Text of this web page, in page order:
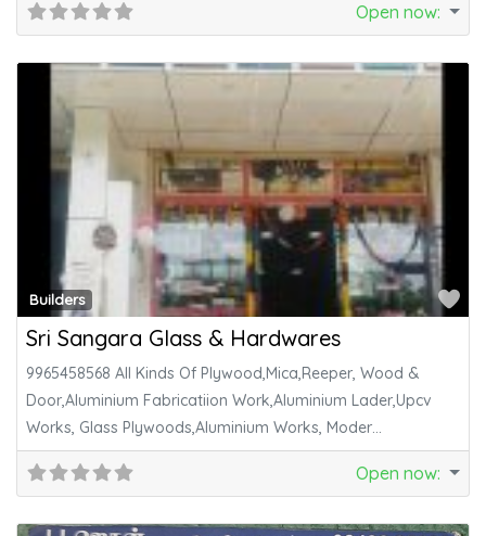
Open now:
Builders
Sri Sangara Glass & Hardwares
9965458568 All Kinds Of Plywood,Mica,Reeper, Wood &
Door,Aluminium Fabricatiion Work,Aluminium Lader,Upcv
Works, Glass Plywoods,Aluminium Works, Moder
Kitchen,Hard Wares, S.S.Handraling,Designglass Works,P.V.C.
Open now: